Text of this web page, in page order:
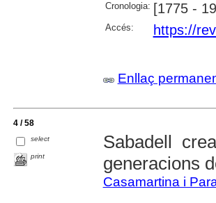
Cronologia: [1775 -
Accés: https://
Enllaç
4 / 58
select
print
Sabadell
generacions
Casamartina i